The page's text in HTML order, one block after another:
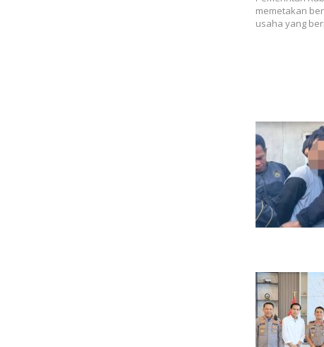
memetakan
usaha yang